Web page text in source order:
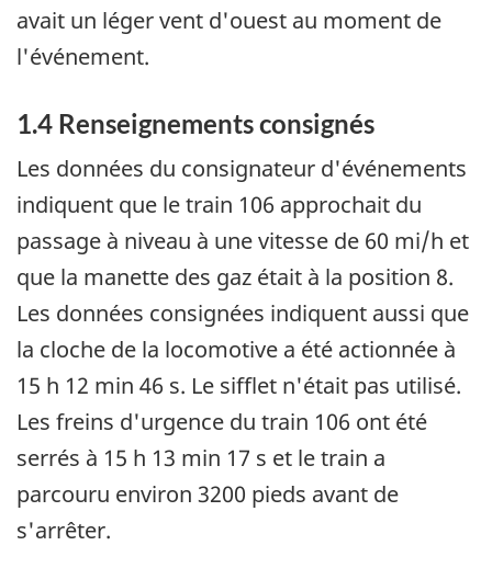
avait un léger vent d'ouest au moment de
l'événement.
1.4 Renseignements consignés
Les données du consignateur d'événements
indiquent que le train 106 approchait du
passage à niveau à une vitesse de 60 mi/h et
que la manette des gaz était à la position 8.
Les données consignées indiquent aussi que
la cloche de la locomotive a été actionnée à
15 h 12 min 46 s. Le sifflet n'était pas utilisé.
Les freins d'urgence du train 106 ont été
serrés à 15 h 13 min 17 s et le train a
parcouru environ 3200 pieds avant de
s'arrêter.